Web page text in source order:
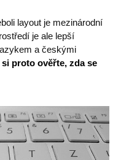
layout je mezinárodní
je ale lepší
a českými
si proto ověřte, zda se
login.microsoftonline.com
Microsoft
.login.live.com